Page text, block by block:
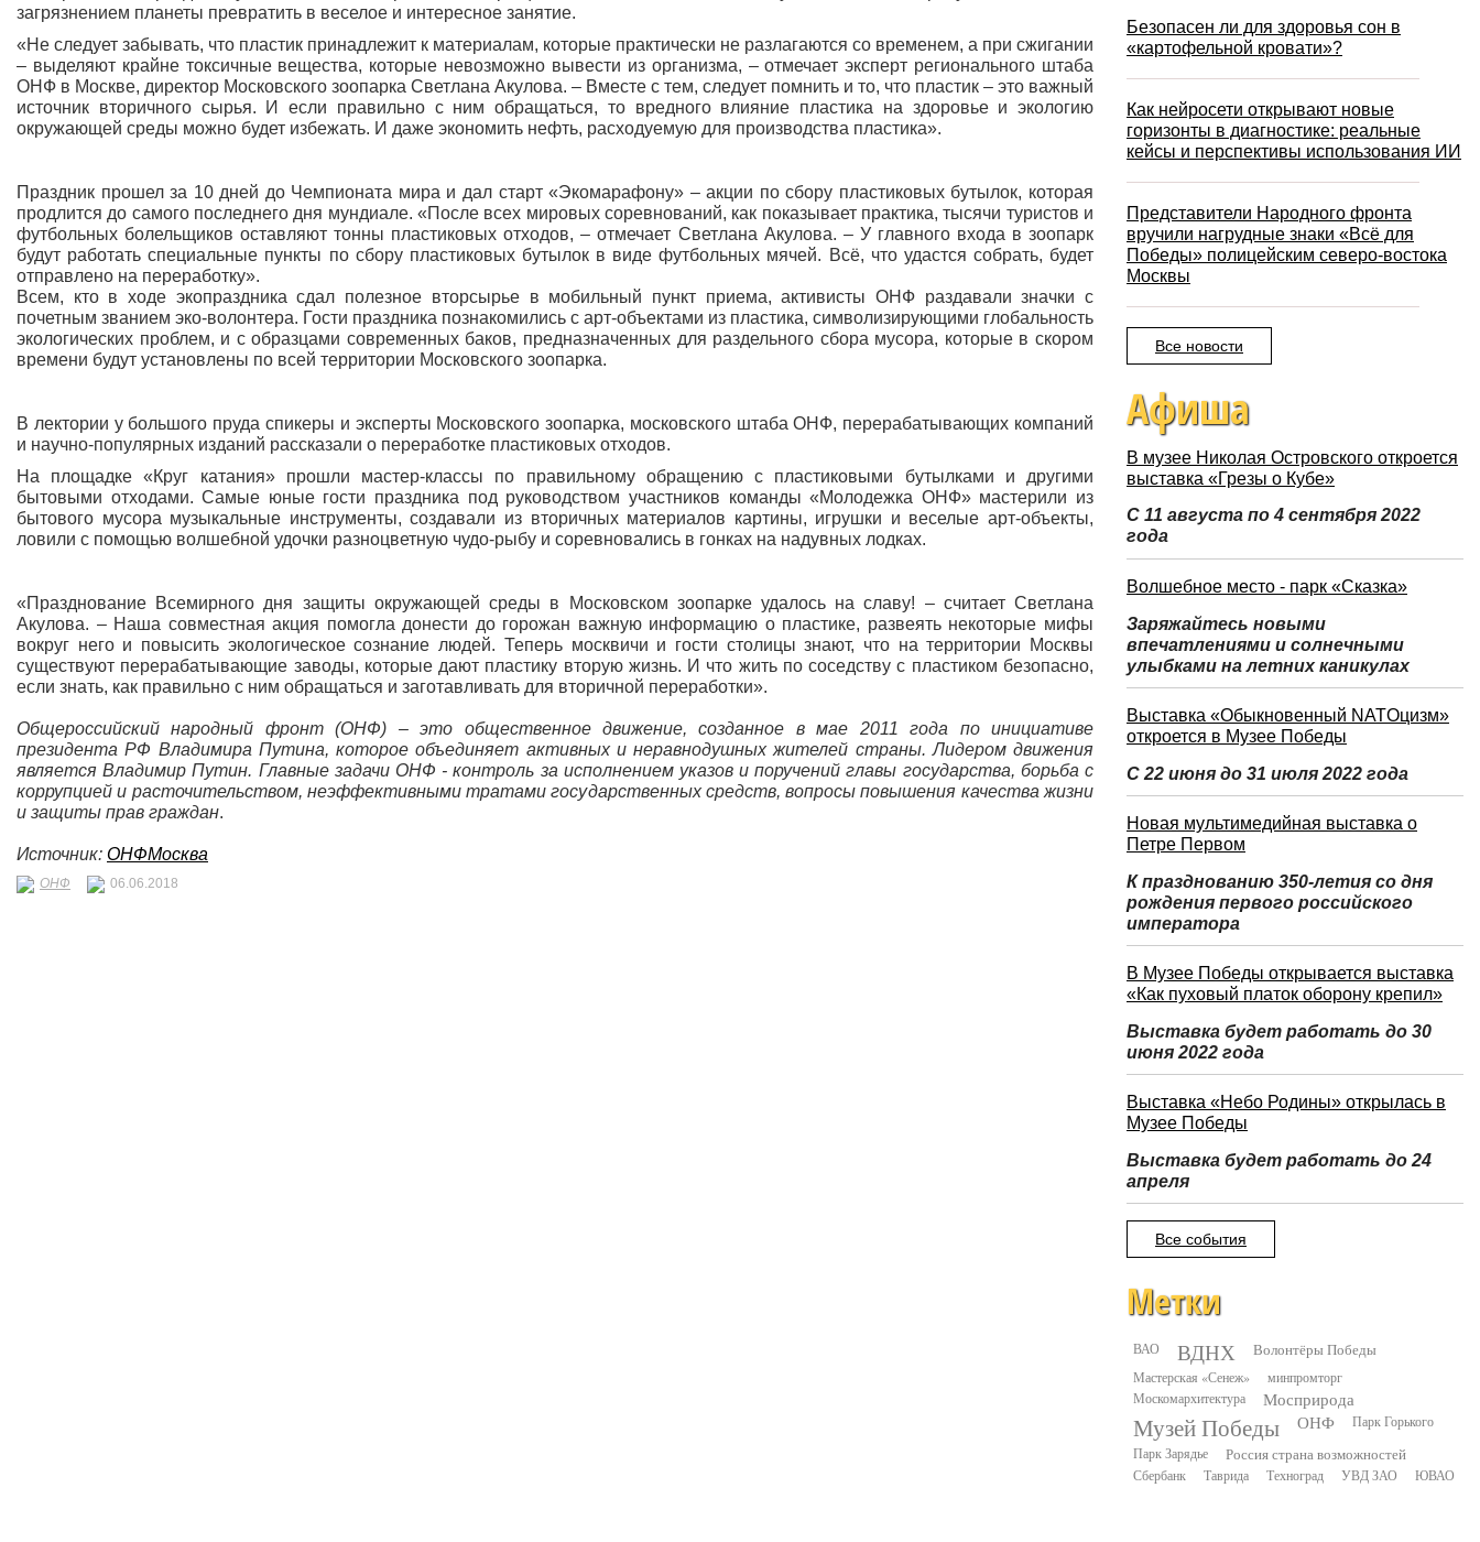
загрязнением планеты превратить в веселое и интересное занятие.
«Не следует забывать, что пластик принадлежит к материалам, которые практически не разлагаются со временем, а при сжигании
– выделяют крайне токсичные вещества, которые невозможно вывести из организма, – отмечает эксперт регионального штаба
ОНФ в Москве, директор Московского зоопарка Светлана Акулова. – Вместе с тем, следует помнить и то, что пластик – это важный
источник вторичного сырья. И если правильно с ним обращаться, то вредного влияние пластика на здоровье и экологию
окружающей среды можно будет избежать. И даже экономить нефть, расходуемую для производства пластика».
Праздник прошел за 10 дней до Чемпионата мира и дал старт «Экомарафону» – акции по сбору пластиковых бутылок, которая
продлится до самого последнего дня мундиале. «После всех мировых соревнований, как показывает практика, тысячи туристов и
футбольных болельщиков оставляют тонны пластиковых отходов, – отмечает Светлана Акулова. – У главного входа в зоопарк
будут работать специальные пункты по сбору пластиковых бутылок в виде футбольных мячей. Всё, что удастся собрать, будет
отправлено на переработку».
Всем, кто в ходе экопраздника сдал полезное вторсырье в мобильный пункт приема, активисты ОНФ раздавали значки с
почетным званием эко-волонтера. Гости праздника познакомились с арт-объектами из пластика, символизирующими глобальность
экологических проблем, и с образцами современных баков, предназначенных для раздельного сбора мусора, которые в скором
времени будут установлены по всей территории Московского зоопарка.
В лектории у большого пруда спикеры и эксперты Московского зоопарка, московского штаба ОНФ, перерабатывающих компаний
и научно-популярных изданий рассказали о переработке пластиковых отходов.
На площадке «Круг катания» прошли мастер-классы по правильному обращению с пластиковыми бутылками и другими
бытовыми отходами. Самые юные гости праздника под руководством участников команды «Молодежка ОНФ» мастерили из
бытового мусора музыкальные инструменты, создавали из вторичных материалов картины, игрушки и веселые арт-объекты,
ловили с помощью волшебной удочки разноцветную чудо-рыбу и соревновались в гонках на надувных лодках.
«Празднование Всемирного дня защиты окружающей среды в Московском зоопарке удалось на славу! – считает Светлана
Акулова. – Наша совместная акция помогла донести до горожан важную информацию о пластике, развеять некоторые мифы
вокруг него и повысить экологическое сознание людей. Теперь москвичи и гости столицы знают, что на территории Москвы
существуют перерабатывающие заводы, которые дают пластику вторую жизнь. И что жить по соседству с пластиком безопасно,
если знать, как правильно с ним обращаться и заготавливать для вторичной переработки».
Общероссийский народный фронт (ОНФ) – это общественное движение, созданное в мае 2011 года по инициативе
президента РФ Владимира Путина, которое объединяет активных и неравнодушных жителей страны. Лидером движения
является Владимир Путин. Главные задачи ОНФ - контроль за исполнением указов и поручений главы государства, борьба с
коррупцией и расточительством, неэффективными тратами государственных средств, вопросы повышения качества жизни
и защиты прав граждан.
Источник: ОНФМосква
ОНФ 06.06.2018
Безопасен ли для здоровья сон в
«картофельной кровати»?
Как нейросети открывают новые
горизонты в диагностике: реальные
кейсы и перспективы использования ИИ
Представители Народного фронта
вручили нагрудные знаки «Всё для
Победы» полицейским северо-востока
Москвы
Все новости
Афиша
В музее Николая Островского откроется
выставка «Грезы о Кубе»
С 11 августа по 4 сентября 2022
года
Волшебное место - парк «Сказка»
Заряжайтесь новыми
впечатлениями и солнечными
улыбками на летних каникулах
Выставка «Обыкновенный NATOцизм»
откроется в Музее Победы
С 22 июня до 31 июля 2022 года
Новая мультимедийная выставка о
Петре Первом
К празднованию 350-летия со дня
рождения первого российского
императора
В Музее Победы открывается выставка
«Как пуховый платок оборону крепил»
Выставка будет работать до 30
июня 2022 года
Выставка «Небо Родины» открылась в
Музее Победы
Выставка будет работать до 24
апреля
Все события
Метки
ВАО ВДНХ Волонтёры Победы
Мастерская «Сенеж»
минпромторг
Москомархитектура
Мосприрода
Музей Победы ОНФ
Парк Горького
Парк Зарядье
Россия страна возможностей
Сбербанк Таврида Техноград УВД ЗАО ЮВАО